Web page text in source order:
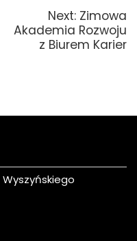
Next: Next
post:
Zimowa
Akademia Rozwoju
z Biurem Karier